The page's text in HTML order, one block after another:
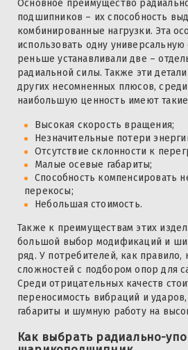
Основное преимущество
подшипников – их способность
комбинированные нагрузки. Эта
использовать одну универсальную
реньше устанавливали две –
радиальной силы. Также эти
других несомненных плюсов,
наибольшую ценность имеют
Высокая скорость вращения;
Незначительные потери
Отсутствие склонности к
Малые осевые габариты;
Способность компенсировать
перекосы;
Небольшая стоимость.
Также к преимуществам этих
большой выбор модификаций и
ряд. У потребителей, как правило,
сложностей с подбором опор для
Среди отрицательных качеств
переносимость вибраций и
габариты и шумную работу на
Как выбрать радиально-